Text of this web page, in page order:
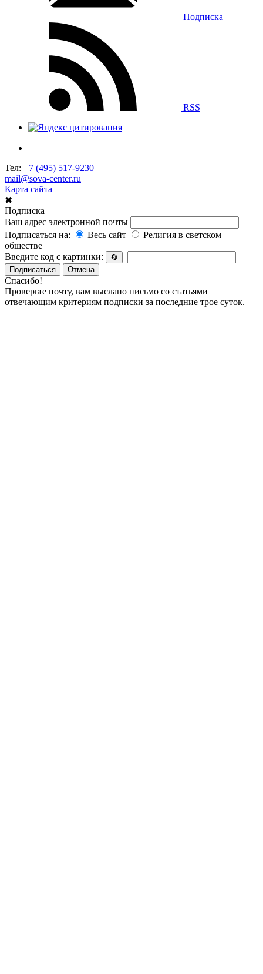
Подписка
RSS
Тел: +7 (495) 517-9230
mail@sova-center.ru
Карта сайта
✖
Подписка
Ваш адрес электронной почты
Подписаться на:
Весь сайт
Религия в светском
обществе
Введите код с картинки:
🔄
Подписаться
Отмена
Спасибо!
Проверьте почту, вам выслано письмо со статьями
отвечающим критериям подписки за последние трое суток.